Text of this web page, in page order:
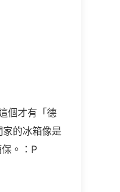
個才有「德
的冰箱像是
。：P